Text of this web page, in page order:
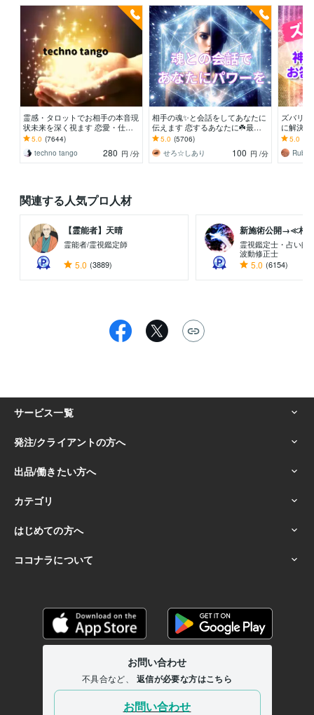
霊感・タロットでお相手の本音現
状未来を深く視ます 恋愛・仕
事・家族・人間関係の本質を見抜
きスピード解決へ
5.0 (7644)
techno tango
280 円 /分
相手の魂✨と会話をしてあなたに
伝えます 恋するあなたに☘️最高
のチャンスを！
5.0 (5706)
せろ☆しあり
100 円 /分
ズバリ
に解決
年！生
ください
5.0
関連する人気プロ人材
【霊能者】天晴
霊能者/霊視鑑定師
5.0 (3889)
新施術公開→≪相
霊視鑑定士・占い師
波動修正士
5.0 (6154)